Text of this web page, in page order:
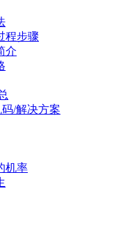
程步骤
介
/解决方案
机率